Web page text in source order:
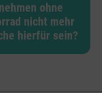
ohne
nicht mehr
hierfür sein?